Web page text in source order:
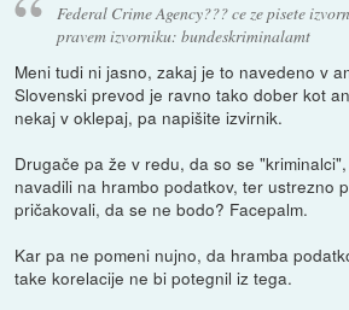
Federal Crime Agency??? ce ze pisete
pravem izvorniku: bundeskriminalamt
Meni tudi ni jasno, zakaj je to navedeno v
Slovenski prevod je ravno tako dober kot
nekaj v oklepaj, pa napišite izvirnik.
Drugače pa že v redu, da so se
navadili na hrambo podatkov, ter ustrezno
pričakovali, da se ne bodo? Facepalm.
Kar pa ne pomeni nujno, da hramba
take korelacije ne bi potegnil iz tega.